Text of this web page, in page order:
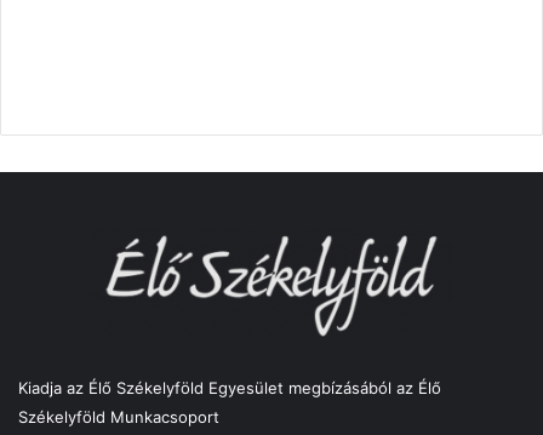
Kiadja az Élő Székelyföld Egyesület megbízásából az Élő
Székelyföld Munkacsoport